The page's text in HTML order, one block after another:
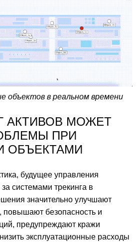
объектов в реальном времени
АКТИВОВ МОЖЕТ
ПРИ
ОБЪЕКТАМИ
будущее управления
системами трекинга в
значительно улучшают
повышают безопасность и
предупреждают кражи
эксплуатационные расходы